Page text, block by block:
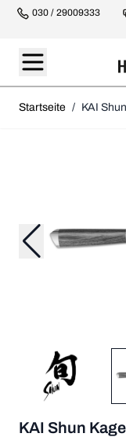
030 / 29009333
Startseite / KAI
KAI Shun